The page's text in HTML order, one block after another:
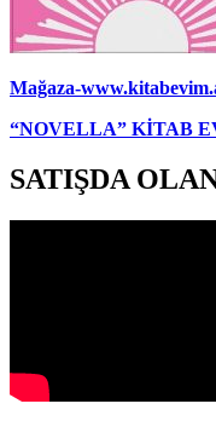
Mağaza-
“NOVELLA” KİTAB
SATIŞDA